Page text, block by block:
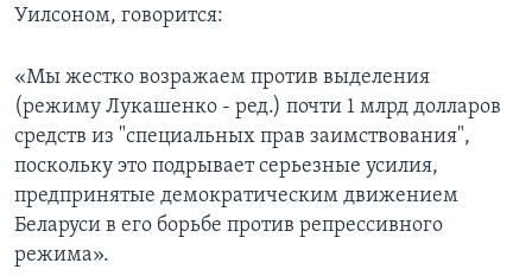
Уилсоном, говорится:
«Мы жестко возражаем против выделения
(режиму Лукашенко - ред.) почти 1 млрд долларов
средств из "специальных прав заимствования",
поскольку это подрывает серьезные усилия,
предпринятые демократическим движением
Беларуси в его борьбе против репрессивного
режима».